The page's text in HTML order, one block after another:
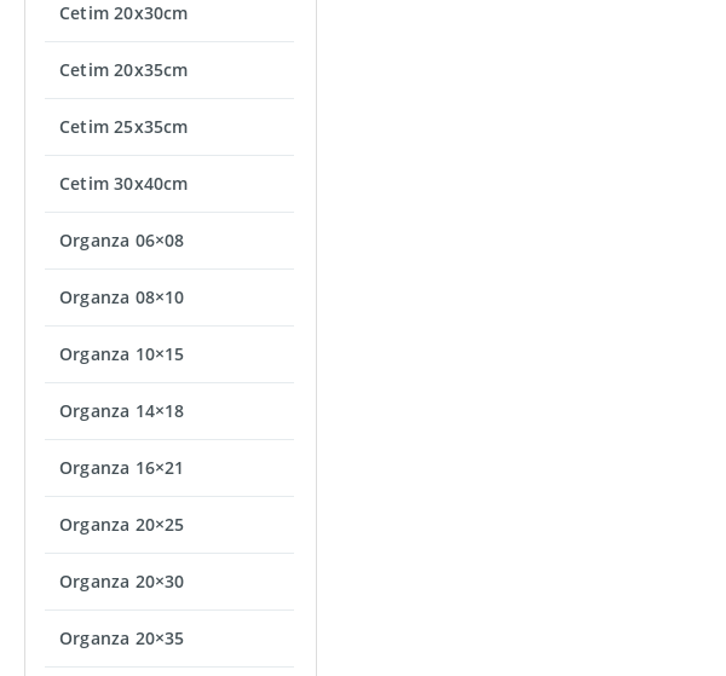
Cetim 20x30cm
Cetim 20x35cm
Cetim 25x35cm
Cetim 30x40cm
Organza 06×08
Organza 08×10
Organza 10×15
Organza 14×18
Organza 16×21
Organza 20×25
Organza 20×30
Organza 20×35